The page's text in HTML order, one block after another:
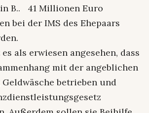
B.. 41 Millionen Euro
bei der IMS des Ehepaars
als erwiesen angesehen, dass
mit der angeblichen
betrieben und